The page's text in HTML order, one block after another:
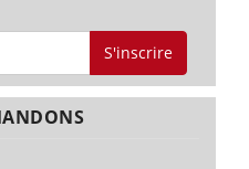
S'inscrire